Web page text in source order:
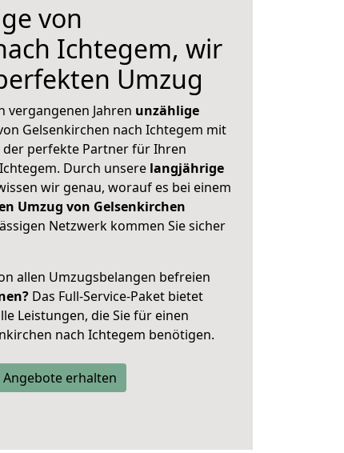
von
Ichtegem, wir
Umzug
vergangenen Jahren unzählige
Gelsenkirchen nach Ichtegem mit
perfekte Partner für Ihren
Durch unsere langjährige
wir genau, worauf es bei einem
Umzug von Gelsenkirchen
Netzwerk kommen Sie sicher
allen Umzugsbelangen befreien
Das Full-Service-Paket bietet
Leistungen, die Sie für einen
nach Ichtegem benötigen.
Angebote erhalten